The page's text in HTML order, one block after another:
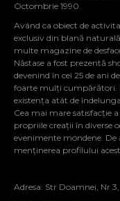
Octombrie 1990.
Având ca obiect de
exclusiv din blană
multe magazine de
Năstase a fost prezentă
devenind în cei 25 de ani
foarte mulți cumpărători.
existența atât de
Cea mai mare satisfacție a
propriile creații în diverse
evenimente mondene.
menținerea profilului
Adresa: Str Doamnei, Nr